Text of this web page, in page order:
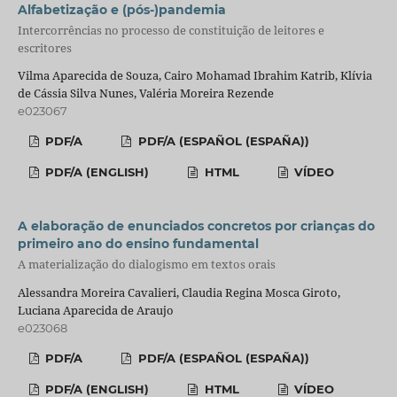
Alfabetização e (pós-)pandemia
Intercorrências no processo de constituição de leitores e
escritores
Vilma Aparecida de Souza, Cairo Mohamad Ibrahim Katrib, Klívia
de Cássia Silva Nunes, Valéria Moreira Rezende
e023067
PDF/A PDF/A (ESPAÑOL (ESPAÑA))
PDF/A (ENGLISH) HTML VÍDEO
A elaboração de enunciados concretos por crianças do
primeiro ano do ensino fundamental
A materialização do dialogismo em textos orais
Alessandra Moreira Cavalieri, Claudia Regina Mosca Giroto,
Luciana Aparecida de Araujo
e023068
PDF/A PDF/A (ESPAÑOL (ESPAÑA))
PDF/A (ENGLISH) HTML VÍDEO